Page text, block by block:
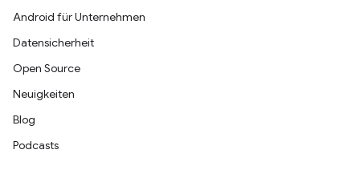
Android für Unternehmen
Datensicherheit
Open Source
Neuigkeiten
Blog
Podcasts